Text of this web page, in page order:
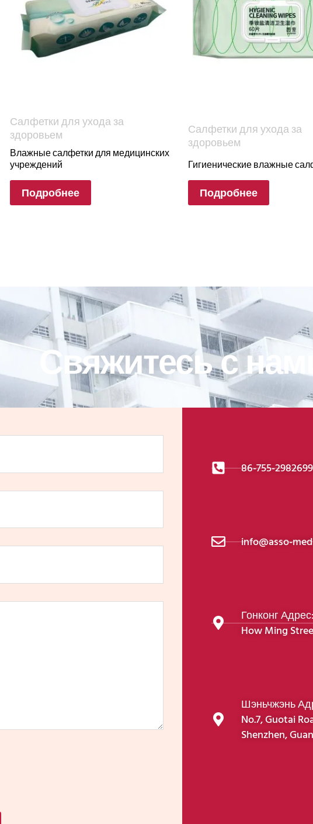
Салфетки для ухода за
здоровьем
Влажные салфетки для медицинских
учреждений
Подробнее
Салфетки для ухода за
здоровьем
Гигиенические влажные
Подробнее
Свяжитесь с
86-755-
info@asso-
Гонконг
How Ming
Шэньчжэнь
No.7, Guotai
Shenzhen,